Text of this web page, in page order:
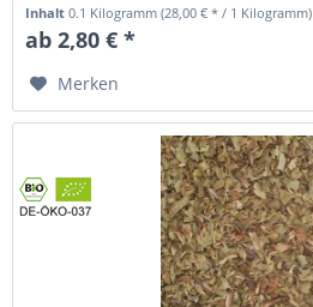
Inhalt0.1 Kilogramm(28,00 € * / 1 Kilogramm)
ab 2,80 € *
Merken